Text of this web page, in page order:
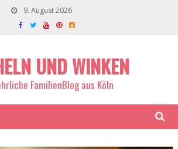
9. August 2026
UND WINKEN
FamilienBlog aus Köln